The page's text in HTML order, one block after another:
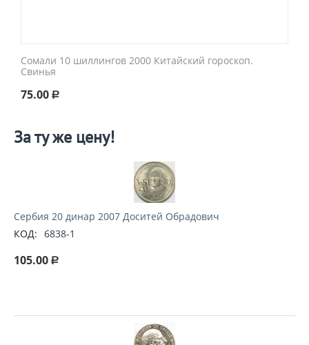
Сомали 10 шиллингов 2000 Китайский гороскоп.
Свинья
75.00 Р
За ту же цену!
Сербия 20 динар 2007 Доситей Обрадович
КОД: 6838-1
105.00 Р